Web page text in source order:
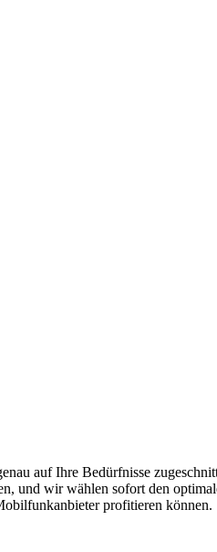
auf Ihre Bedürfnisse
und wir wählen sofort den
profitieren können.